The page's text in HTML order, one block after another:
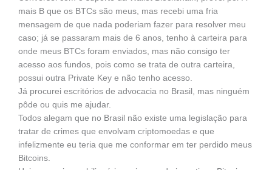
mais B que os BTCs são meus, mas recebi uma fria
mensagem de que nada poderiam fazer para resolver meu
caso; já se passaram mais de 6 anos, tenho à carteira para
onde meus BTCs foram enviados, mas não consigo ter
acesso aos fundos, pois como se trata de outra carteira,
possui outra Private Key e não tenho acesso.
Já procurei escritórios de advocacia no Brasil, mas ninguém
pôde ou quis me ajudar.
Todos alegam que no Brasil não existe uma legislação para
tratar de crimes que envolvam criptomoedas e que
infelizmente eu teria que me conformar em ter perdido meus
Bitcoins.